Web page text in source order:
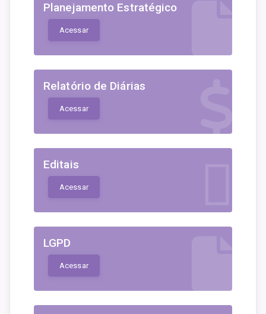
Planejamento Estratégico
Acessar
Relatório de Diárias
Acessar
Editais
Acessar
LGPD
Acessar